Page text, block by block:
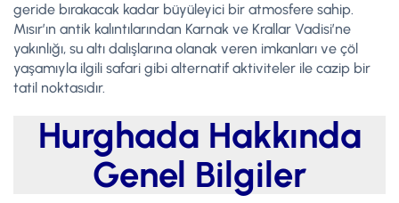
geride bırakacak kadar büyüleyici bir atmosfere sahip.
Mısır’ın antik kalıntılarından Karnak ve Krallar Vadisi’ne
yakınlığı, su altı dalışlarına olanak veren imkanları ve çöl
yaşamıyla ilgili safari gibi alternatif aktiviteler ile cazip bir
tatil noktasıdır.
Hurghada Hakkında
Genel Bilgiler